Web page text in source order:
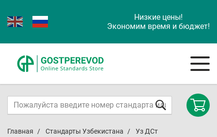
Низкие цены!
Экономим время и бюджет!
Главная Стандарты Узбекистана
Уз ДСт